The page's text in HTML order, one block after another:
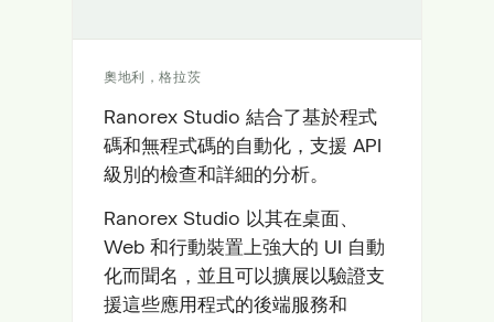
奧地利，格拉茨
Ranorex Studio 結合了基於程式
碼和無程式碼的自動化，支援 API
級別的檢查和詳細的分析。
Ranorex Studio 以其在桌面、
Web 和行動裝置上強大的 UI 自動
化而聞名，並且可以擴展以驗證支
援這些應用程式的後端服務和